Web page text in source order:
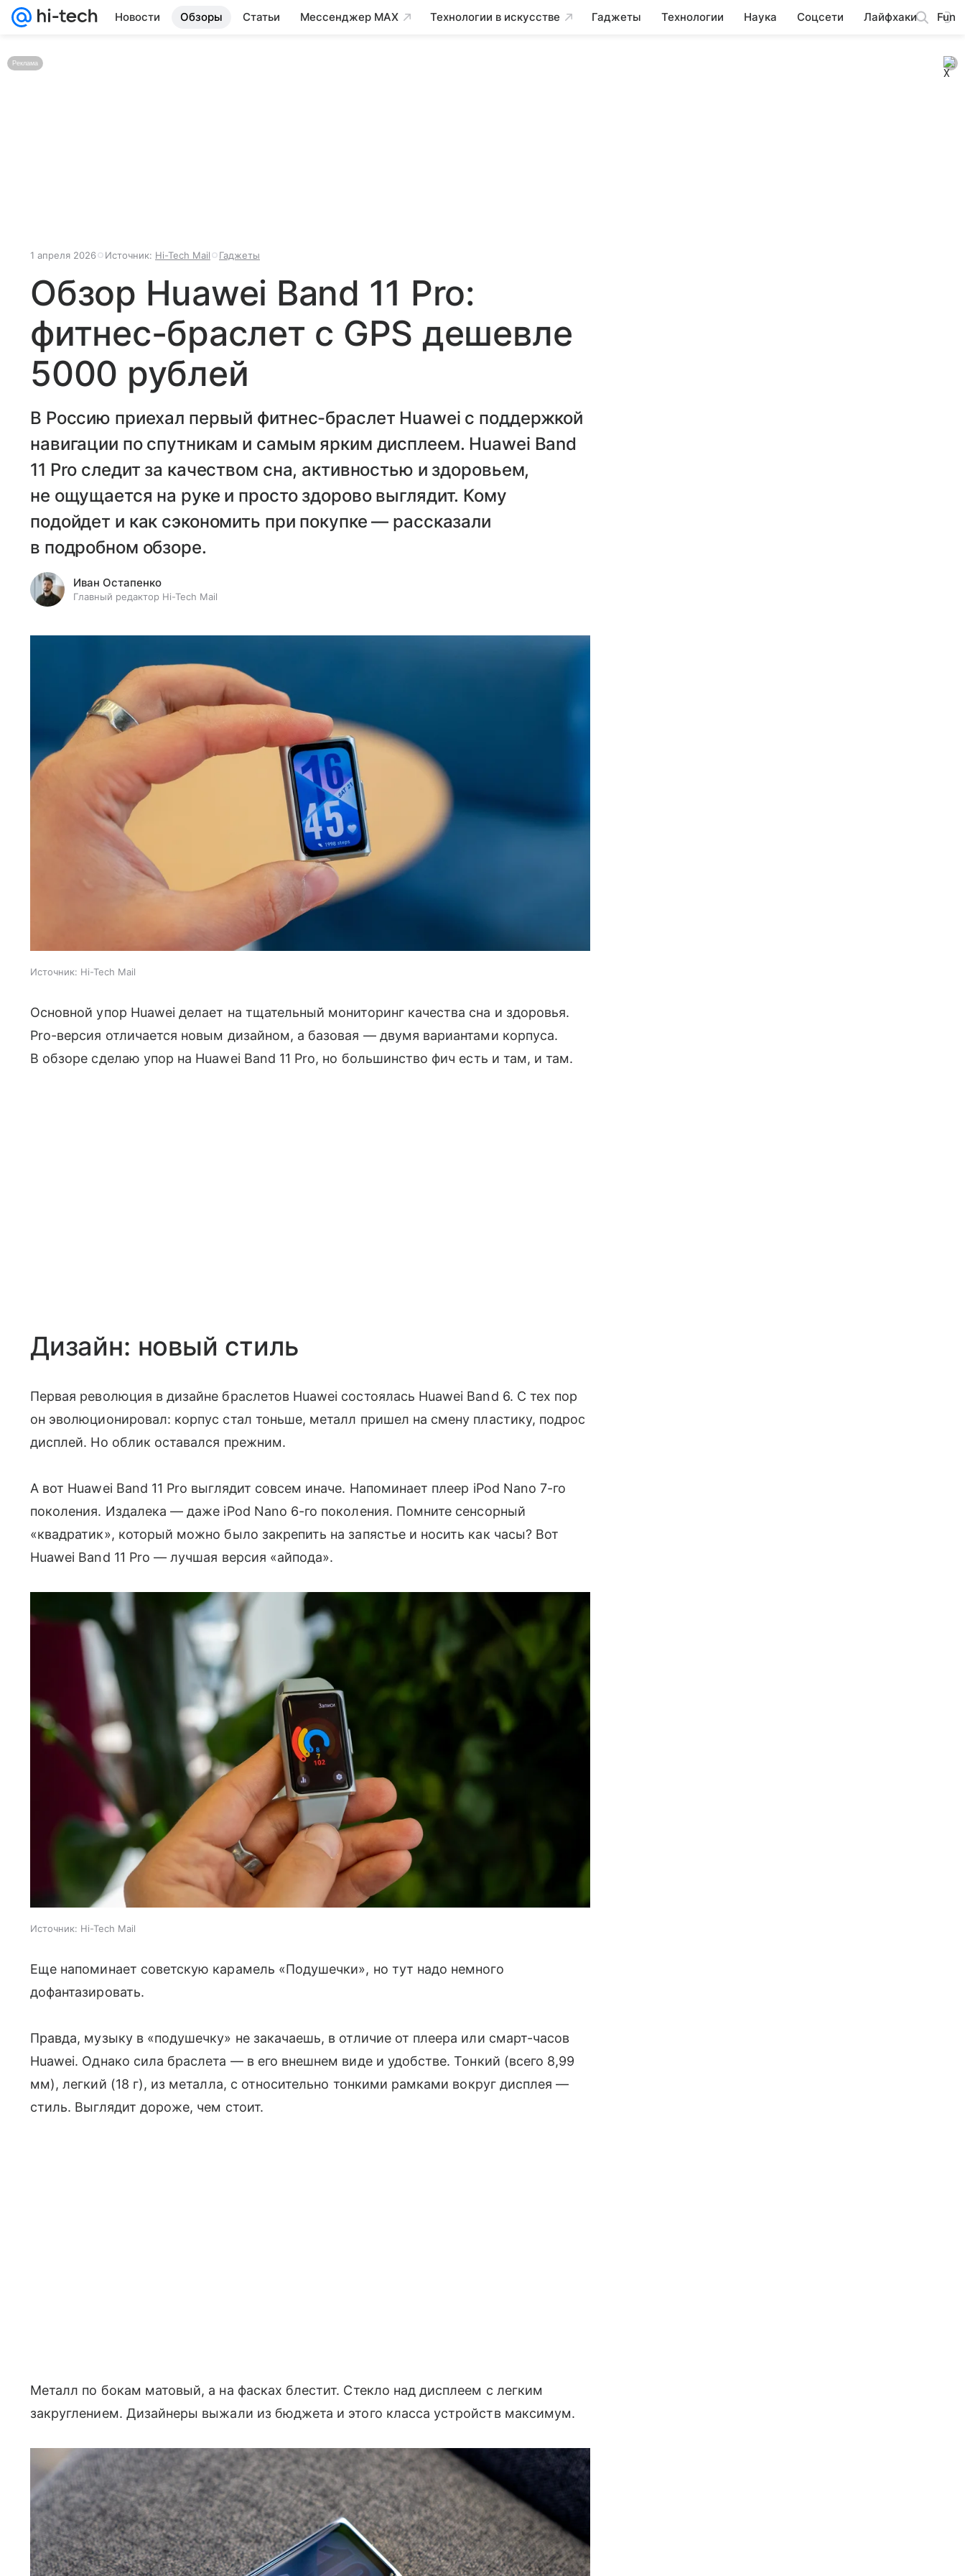
Новости Обзоры Статьи Мессенджер MAX Технологии в искусстве Гаджеты Технологии Наука Соцсети Лайфхаки Fun
Реклама
1 апреля 2026 Источник: Hi-Tech Mail Гаджеты
Обзор Huawei Band 11 Pro:
фитнес-браслет с GPS дешевле
5000 рублей
В Россию приехал первый фитнес-браслет Huawei с поддержкой
навигации по спутникам и самым ярким дисплеем. Huawei Band
11 Pro следит за качеством сна, активностью и здоровьем,
не ощущается на руке и просто здорово выглядит. Кому
подойдет и как сэкономить при покупке — рассказали
в подробном обзоре.
Иван Остапенко
Главный редактор Hi-Tech Mail
Источник: Hi-Tech Mail
Основной упор Huawei делает на тщательный мониторинг качества сна и здоровья.
Pro-версия отличается новым дизайном, а базовая — двумя вариантами корпуса.
В обзоре сделаю упор на Huawei Band 11 Pro, но большинство фич есть и там, и там.
Дизайн: новый стиль
Первая революция в дизайне браслетов Huawei состоялась Huawei Band 6. С тех пор
он эволюционировал: корпус стал тоньше, металл пришел на смену пластику, подрос
дисплей. Но облик оставался прежним.
А вот Huawei Band 11 Pro выглядит совсем иначе. Напоминает плеер iPod Nano 7-го
поколения. Издалека — даже iPod Nano 6-го поколения. Помните сенсорный
«квадратик», который можно было закрепить на запястье и носить как часы? Вот
Huawei Band 11 Pro — лучшая версия «айпода».
Источник: Hi-Tech Mail
Еще напоминает советскую карамель «Подушечки», но тут надо немного
дофантазировать.
Правда, музыку в «подушечку» не закачаешь, в отличие от плеера или смарт-часов
Huawei. Однако сила браслета — в его внешнем виде и удобстве. Тонкий (всего 8,99
мм), легкий (18 г), из металла, с относительно тонкими рамками вокруг дисплея —
стиль. Выглядит дороже, чем стоит.
Металл по бокам матовый, а на фасках блестит. Стекло над дисплеем с легким
закруглением. Дизайнеры выжали из бюджета и этого класса устройств максимум.